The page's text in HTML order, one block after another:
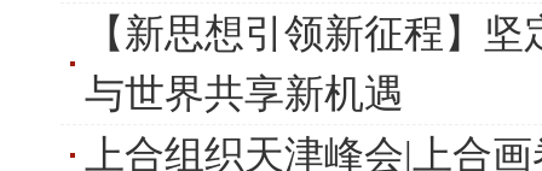
【新思想引领新征程】
与世界共享新机遇
上合组织天津峰会|上合